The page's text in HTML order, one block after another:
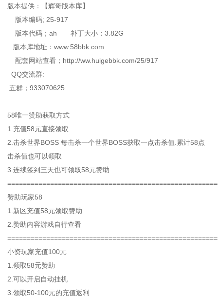
版本提供：【辉哥版本库】
版本编码; 25-917
版本代码；ah 补丁大小；3.82G
版本库地址：www.58bbk.com
配套网站查看；http://ww.huigebbk.com/25/917
QQ交流群:
五群；933070625
58唯一赞助获取方式
1.充值58元直接领取
2.击杀世界BOSS 每击杀一个世界BOSS获取一点击杀值.累计58点
击杀值也可以领取
3.连续签到三天也可领取58元赞助
赞助玩家58
1.新区充值58元领取赞助
2.赞助内容游戏自行查看
小资玩家充值100元
1.领取58元赞助
2.可以开启自动挂机
3.领取50-100元的充值返利